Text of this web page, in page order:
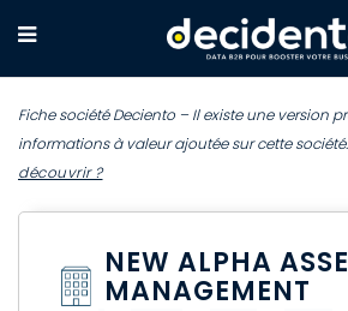
Fiche société Deciento – Il existe une version
informations à valeur ajoutée sur cette société.
découvrir ?
NEW ALPHA
MANAGEMENT